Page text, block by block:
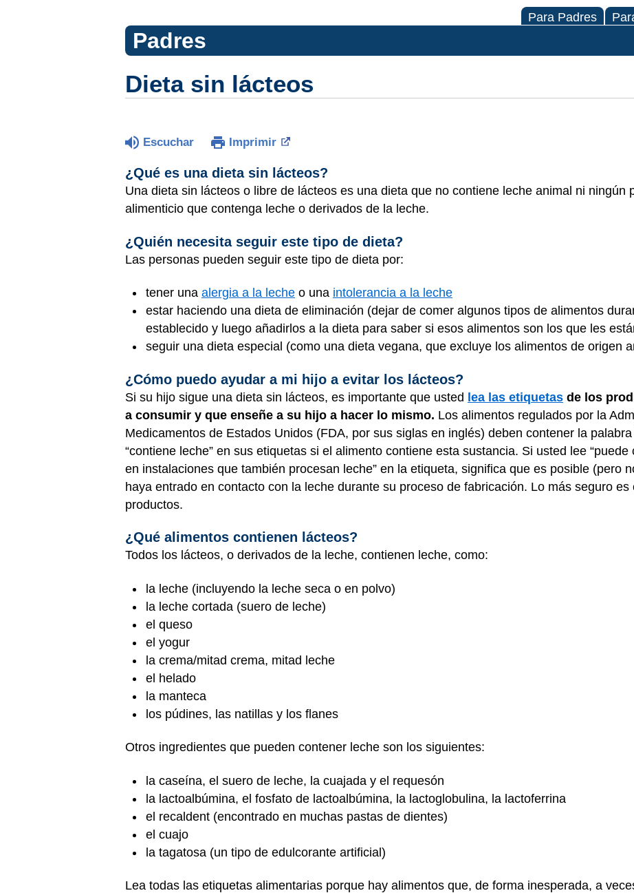
Para Padres
Padres
Dieta sin lácteos
Escuchar Imprimir
¿Qué es una dieta sin lácteos?
Una dieta sin lácteos o libre de lácteos es una dieta que no contiene leche animal ni ningún
alimenticio que contenga leche o derivados de la leche.
¿Quién necesita seguir este tipo de dieta?
Las personas pueden seguir este tipo de dieta por:
tener una alergia a la leche o una intolerancia a la leche
estar haciendo una dieta de eliminación (dejar de comer algunos tipos de alimentos
establecido y luego añadirlos a la dieta para saber si esos alimentos son los que les
seguir una dieta especial (como una dieta vegana, que excluye los alimentos de origen
¿Cómo puedo ayudar a mi hijo a evitar los lácteos?
Si su hijo sigue una dieta sin lácteos, es importante que usted lea las etiquetas de los
a consumir y que enseñe a su hijo a hacer lo mismo. Los alimentos regulados por la
Medicamentos de Estados Unidos (FDA, por sus siglas en inglés) deben contener la palabra
“contiene leche” en sus etiquetas si el alimento contiene esta sustancia. Si usted lee “puede
en instalaciones que también procesan leche” en la etiqueta, significa que es posible (pero
haya entrado en contacto con la leche durante su proceso de fabricación. Lo más seguro
productos.
¿Qué alimentos contienen lácteos?
Todos los lácteos, o derivados de la leche, contienen leche, como:
la leche (incluyendo la leche seca o en polvo)
la leche cortada (suero de leche)
el queso
el yogur
la crema/mitad crema, mitad leche
el helado
la manteca
los púdines, las natillas y los flanes
Otros ingredientes que pueden contener leche son los siguientes:
la caseína, el suero de leche, la cuajada y el requesón
la lactoalbúmina, el fosfato de lactoalbúmina, la lactoglobulina, la lactoferrina
el recaldent (encontrado en muchas pastas de dientes)
el cuajo
la tagatosa (un tipo de edulcorante artificial)
Lea todas las etiquetas alimentarias porque hay alimentos que, de forma inesperada, a